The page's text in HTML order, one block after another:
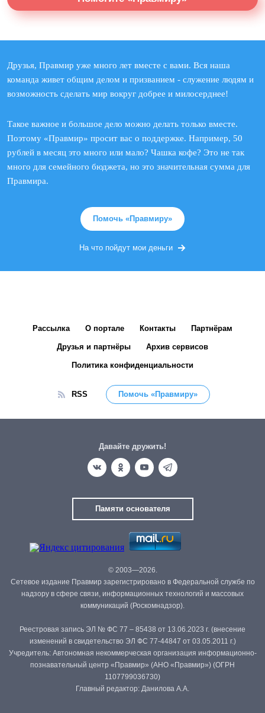
Друзья, Правмир уже много лет вместе с вами. Вся наша
команда живет общим делом и призванием - служение людям и
возможность сделать мир вокруг добрее и милосерднее!
Такое важное и большое дело можно делать только вместе.
Поэтому «Правмир» просит вас о поддержке. Например, 50
рублей в месяц это много или мало? Чашка кофе? Это не так
много для семейного бюджета, но это значительная сумма для
Правмира.
Помочь «Правмиру»
На что пойдут мои деньги
Рассылка О портале Контакты Партнёрам
Друзья и партнёры Архив сервисов
Политика конфиденциальности
RSS Помочь «Правмиру»
Давайте дружить!
Памяти основателя
© 2003—2026.
Сетевое издание Правмир зарегистрировано в Федеральной службе по
надзору в сфере связи, информационных технологий и массовых
коммуникаций (Роскомнадзор).
Реестровая запись ЭЛ № ФС 77 – 85438 от 13.06.2023 г. (внесение
изменений в свидетельство ЭЛ ФС 77-44847 от 03.05.2011 г.)
Учредитель: Автономная некоммерческая организация информационно-
познавательный центр «Правмир» (АНО «Правмир») (ОГРН
1107799036730)
Главный редактор: Данилова А.А.